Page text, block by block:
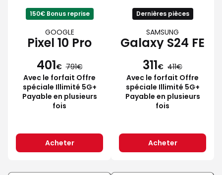
150€ Bonus reprise
GOOGLE
Pixel 10 Pro
401€ 791
Avec le forfait Offre
spéciale Illimité 5G+
Payable en plusieurs
fois
Acheter
Dernières pièces
SAMSUNG
Galaxy S24 FE
311€ 411
Avec le forfait Offre
spéciale Illimité 5G+
Payable en plusieurs
fois
Acheter